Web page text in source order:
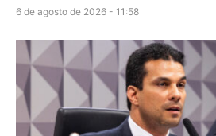
6 de agosto de 2026 - 11:58